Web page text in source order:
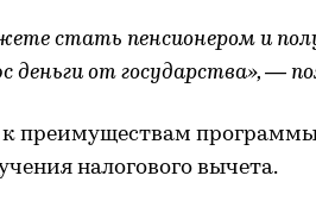
стать пенсионером и
деньги от государства», —
к преимуществам
налогового вычета.